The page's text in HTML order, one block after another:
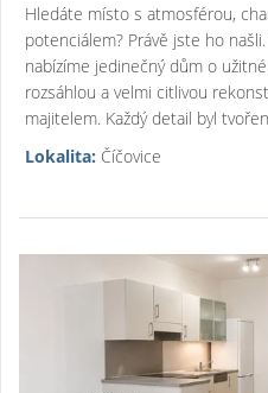
Hledáte místo s atmosférou,
potenciálem? Právě jste ho
nabízíme jedinečný dům o
rozsáhlou a velmi citlivou
majitelem. Každý detail byl
Lokalita: Číčovice